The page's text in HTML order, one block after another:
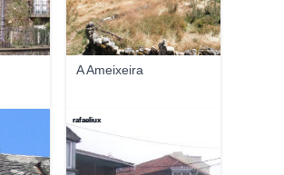
A Ameixeira
rafaeliux